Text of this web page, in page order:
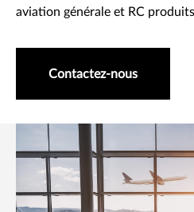
aviation générale et RC
Contactez-nous